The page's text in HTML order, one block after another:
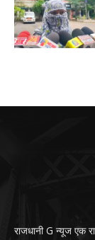
राजधानी G न्यूज एक